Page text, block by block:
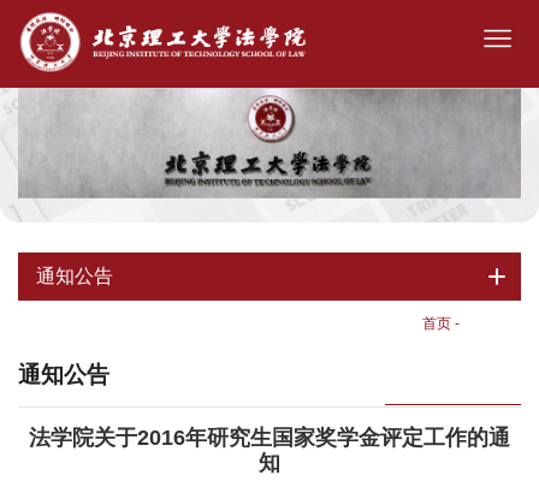
通知公告
首页 -
通知公告
法学院关于2016年研究生国家奖学金评定工作的通
知